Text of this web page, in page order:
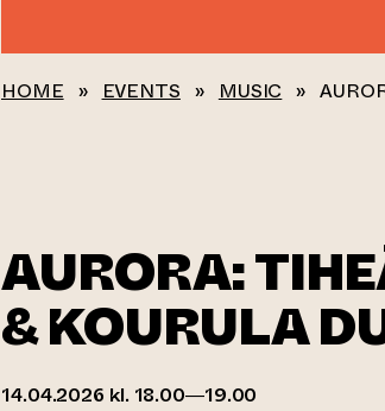
HOME » EVENTS » MUSIC »
AURORA:
& KOURULA
14.04.2026 kl. 18.00—19.00